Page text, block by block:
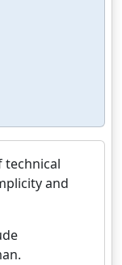
technical
and